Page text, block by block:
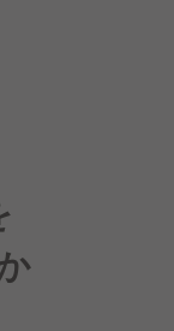
5連休必須
上5連休を取
社歴に関係
〇慶弔休暇
・産後休暇
育児休暇
性・女性
率100％達